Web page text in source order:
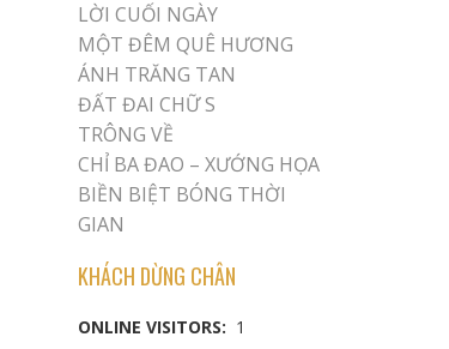
LỜI CUỐI NGÀY
MỘT ĐÊM QUÊ HƯƠNG
ÁNH TRĂNG TAN
ĐẤT ĐAI CHỮ S
TRÔNG VỀ
CHỈ BA ĐAO – XƯỚNG HỌA
BIỀN BIỆT BÓNG THỜI
GIAN
KHÁCH DỪNG CHÂN
ONLINE VISITORS: 1